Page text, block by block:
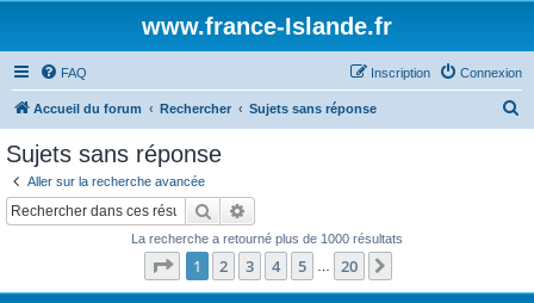
www.france-Islande.fr
FAQ Connexion
Inscription
Accueil du forum Rechercher Sujets sans réponse
Sujets sans réponse
Aller sur la recherche avancée
Rechercher
La recherche a retourné plus de 1000 résultats
Page 1sur20
1 2 3 4 5 20